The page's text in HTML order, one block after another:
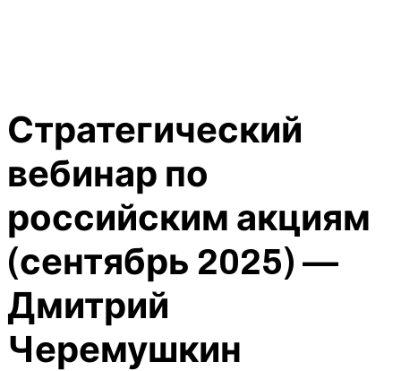
Стратегический
вебинар по
российским акциям
(сентябрь 2025) —
Дмитрий
Черемушкин